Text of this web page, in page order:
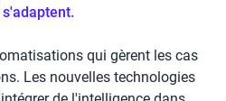
qui gèrent les cas
Les nouvelles technologies